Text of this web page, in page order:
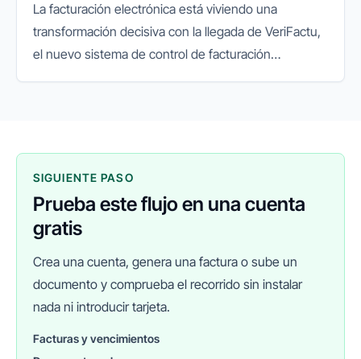
La facturación electrónica está viviendo una
transformación decisiva con la llegada de VeriFactu,
el nuevo sistema de control de facturación
SIGUIENTE PASO
Prueba este flujo en una cuenta
gratis
Crea una cuenta, genera una factura o sube un
documento y comprueba el recorrido sin instalar
nada ni introducir tarjeta.
Facturas y vencimientos